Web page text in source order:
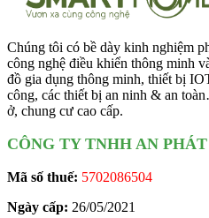
Chúng tôi có bề dày kinh nghiệm
công nghệ điều khiển thông minh
đồ gia dụng thông minh, thiết bị
công, các thiết bị an ninh & an
ở, chung cư cao cấp.
CÔNG TY TNHH AN PHÁT
Mã số thuế: 5702086504
Ngày cấp: 26/05/2021